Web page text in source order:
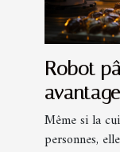
Robot
Même si la
personnes,